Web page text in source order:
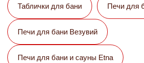
Таблички для бани Печи для
Печи для бани Везувий
Печи для бани и сауны Etna